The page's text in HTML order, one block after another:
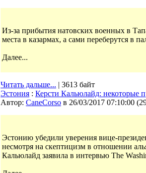
Из-за прибытия натовских военных в
места в казармах, а сами переберутся в
Далее...
Читать дальше... | 3613 байт
Эстония : Керсти Кальюлайд: некоторые
Автор: CaneCorso в 26/03/2017 07:10:00 (
Эстонию убедили уверения вице-
несмотря на скептицизм в отношении
Кальюлайд заявила в интервью The